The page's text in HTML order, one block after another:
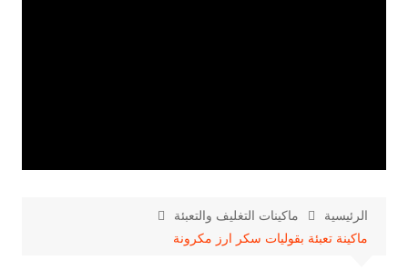
الرئيسية
ماكينات التغليف والتعبئة
ماكينة تعبئة بقوليات سكر ارز مكرونة